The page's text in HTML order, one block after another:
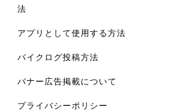
法
アプリとして使用する方法
バイクログ投稿方法
バナー広告掲載について
プライバシーポリシー